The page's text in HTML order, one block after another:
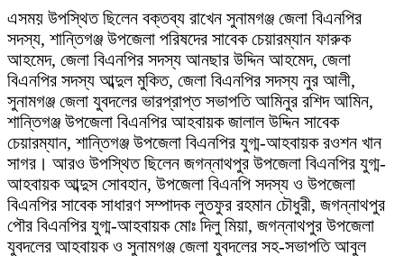
এসময় উপস্থিত ছিলেন বক্তব্য রাখেন সুনামগঞ্জ জেলা বিএনপির
সদস্য, শান্তিগঞ্জ উপজেলা পরিষদের সাবেক চেয়ারম্যান ফারুক
আহমেদ, জেলা বিএনপির সদস্য আনছার উদ্দিন আহমেদ, জেলা
বিএনপির সদস্য আব্দুল মুকিত, জেলা বিএনপির সদস্য নুর আলী,
সুনামগঞ্জ জেলা যুবদলের ভারপ্রাপ্ত সভাপতি আমিনুর রশিদ আমিন,
শান্তিগঞ্জ উপজেলা বিএনপির আহবায়ক জালাল উদ্দিন সাবেক
চেয়ারম্যান, শান্তিগঞ্জ উপজেলা বিএনপির যুগ্ম-আহবায়ক রওশন খান
সাগর। আরও উপস্থিত ছিলেন জগন্নাথপুর উপজেলা বিএনপির যুগ্ম-
আহবায়ক আব্দুস সোবহান, উপজেলা বিএনপি সদস্য ও উপজেলা
বিএনপির সাবেক সাধারণ সম্পাদক লুতফুর রহমান চৌধুরী, জগন্নাথপুর
পৌর বিএনপির যুগ্ম-আহবায়ক মোঃ দিলু মিয়া, জগন্নাথপুর উপজেলা
যুবদলের আহবায়ক ও সুনামগঞ্জ জেলা যুবদলের সহ-সভাপতি আবুল